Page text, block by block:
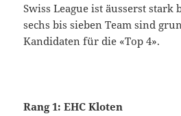
Swiss League ist äusserst stark
sechs bis sieben Team sind
Kandidaten für die «Top 4».
Rang 1: EHC Kloten